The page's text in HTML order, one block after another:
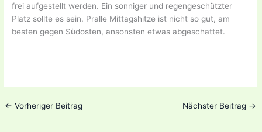
frei aufgestellt werden. Ein sonniger und regengeschützter
Platz sollte es sein. Pralle Mittagshitze ist nicht so gut, am
besten gegen Südosten, ansonsten etwas abgeschattet.
← Vorheriger Beitrag Nächster Beitrag →